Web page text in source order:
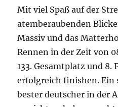
Mit viel Spaß auf der
atemberaubenden
Massiv und das
Rennen in der Zeit von
133. Gesamtplatz und 8.
erfolgreich finishen. Ein
bester deutscher in der